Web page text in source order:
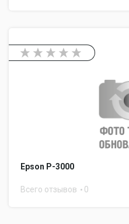
Epson P-3000
Всего отзывов 0